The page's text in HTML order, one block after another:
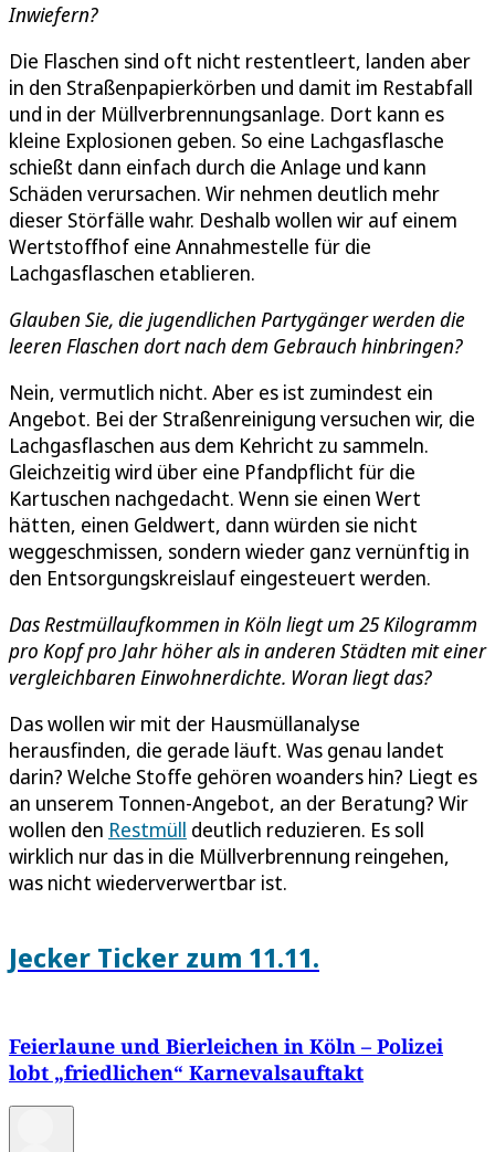
Inwiefern?
Die Flaschen sind oft nicht restentleert, landen aber
in den Straßenpapierkörben und damit im Restabfall
und in der Müllverbrennungsanlage. Dort kann es
kleine Explosionen geben. So eine Lachgasflasche
schießt dann einfach durch die Anlage und kann
Schäden verursachen. Wir nehmen deutlich mehr
dieser Störfälle wahr. Deshalb wollen wir auf einem
Wertstoffhof eine Annahmestelle für die
Lachgasflaschen etablieren.
Glauben Sie, die jugendlichen Partygänger werden die
leeren Flaschen dort nach dem Gebrauch hinbringen?
Nein, vermutlich nicht. Aber es ist zumindest ein
Angebot. Bei der Straßenreinigung versuchen wir, die
Lachgasflaschen aus dem Kehricht zu sammeln.
Gleichzeitig wird über eine Pfandpflicht für die
Kartuschen nachgedacht. Wenn sie einen Wert
hätten, einen Geldwert, dann würden sie nicht
weggeschmissen, sondern wieder ganz vernünftig in
den Entsorgungskreislauf eingesteuert werden.
Das Restmüllaufkommen in Köln liegt um 25 Kilogramm
pro Kopf pro Jahr höher als in anderen Städten mit einer
vergleichbaren Einwohnerdichte. Woran liegt das?
Das wollen wir mit der Hausmüllanalyse
herausfinden, die gerade läuft. Was genau landet
darin? Welche Stoffe gehören woanders hin? Liegt es
an unserem Tonnen-Angebot, an der Beratung? Wir
wollen den Restmüll deutlich reduzieren. Es soll
wirklich nur das in die Müllverbrennung reingehen,
was nicht wiederverwertbar ist.
Jecker Ticker zum 11.11.
Feierlaune und Bierleichen in Köln – Polizei
lobt „friedlichen“ Karnevalsauftakt